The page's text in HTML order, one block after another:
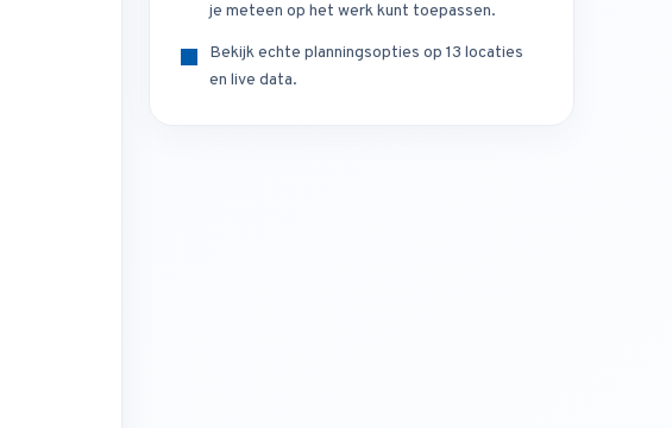
je meteen op het werk kunt toepassen.
Bekijk echte planningsopties op 13 locaties
en live data.